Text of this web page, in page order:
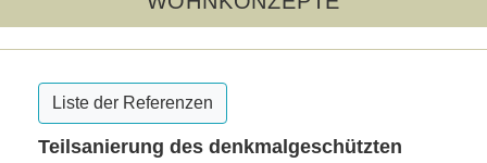
Liste der Referenzen
Teilsanierung des denkmalgeschützten